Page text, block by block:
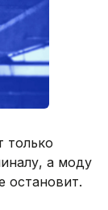
только
а моду
остановит.